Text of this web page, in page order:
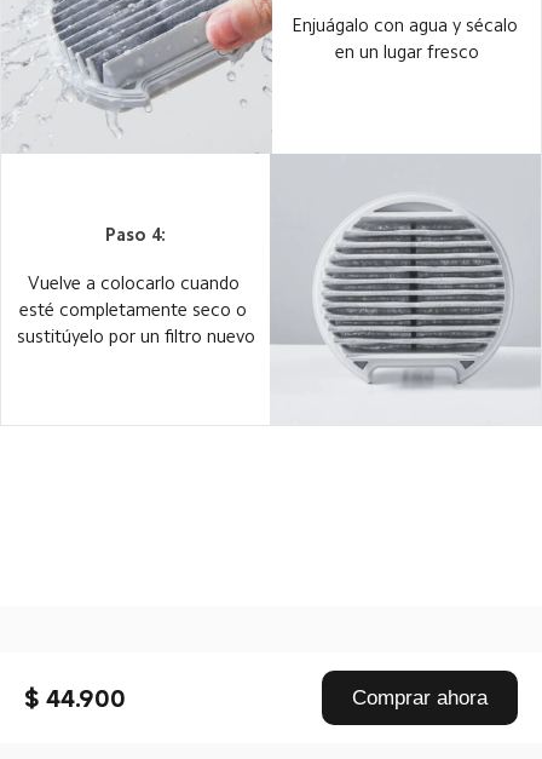
$ 44.900 Comprar ahora
Enjuágalo con agua y sécalo
en un lugar fresco
Paso 4:
Vuelve a colocarlo cuando
esté completamente seco o
sustitúyelo por un filtro nuevo